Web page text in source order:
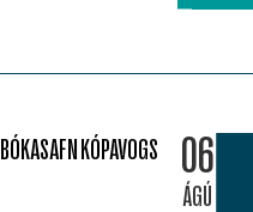
BÓKASAFN KÓPAVOGS 06
ÁGÚ